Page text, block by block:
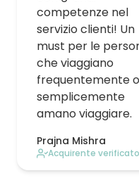
competenze nel
servizio clienti! Un
must per le
che viaggiano
frequentemente o
semplicemente
amano viaggiare.
Prajna Mishra
Acquirente verificato